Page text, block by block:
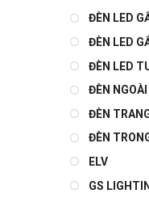
ĐÈN LED
ĐÈN LED
ĐÈN LED
ĐÈN NGOÀI
ĐÈN
ĐÈN
ELV
GS